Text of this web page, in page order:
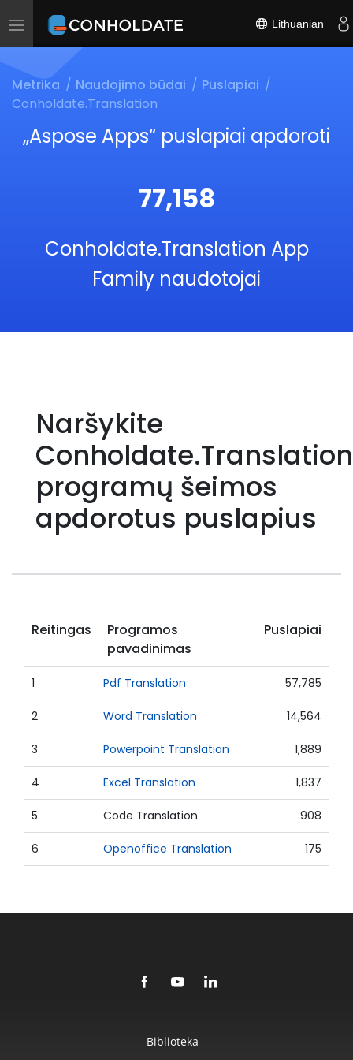
Toggle
Lithuanian
Metrika Naudojimo būdai
Puslapiai
Conholdate.Translation
„Aspose Apps“ puslapiai apdoroti
77,158
Conholdate.Translation App
Family naudotojai
Naršykite
Conholdate.Translation
programų šeimos
apdorotus puslapius
Reitingas
Programos
pavadinimas
Puslapiai
1 Pdf Translation 57,785
2 Word Translation 14,564
3 Powerpoint Translation 1,889
4 Excel Translation 1,837
5 Code Translation 908
6 Openoffice Translation 175
Biblioteka